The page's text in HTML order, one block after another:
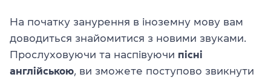
На початку занурення в іноземну мову вам
доводиться знайомитися з новими звуками.
Прослуховуючи та наспівуючи пісні
англійською , ви зможете поступово звикнути